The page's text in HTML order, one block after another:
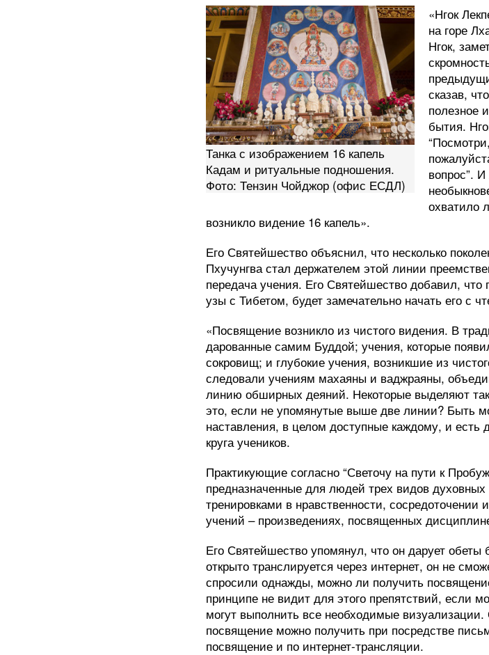
Танка с изображением 16 капель
Кадам и ритуальные подношения.
Фото: Тензин Чойджор (офис ЕСДЛ)
«Нгок
на горе
Нгок,
сказав,
полезное
бытия.
вопрос”.
охватило
возникло видение 16 капель».
Его Святейшество объяснил, что несколько
Пхучунгва стал держателем этой линии
передача учения. Его Святейшество добавил,
узы с Тибетом, будет замечательно начать его с
«Посвящение возникло из чистого видения. В
дарованные самим Буддой; учения, которые
сокровищ; и глубокие учения, возникшие из
следовали учениям махаяны и ваджраяны,
линию обширных деяний. Некоторые выделяют
это, если не упомянутые выше две линии? Быть
наставления, в целом доступные каждому, и есть
круга учеников.
Практикующие согласно “Светочу на пути к
предназначенные для людей трех видов
тренировками в нравственности,
учений – произведениях, посвященных
Его Святейшество упомянул, что он дарует обеты
открыто транслируется через интернет, он не
спросили однажды, можно ли получить
принципе не видит для этого препятствий, если
могут выполнить все необходимые
посвящение можно получить при посредстве
посвящение и по интернет-трансляции.